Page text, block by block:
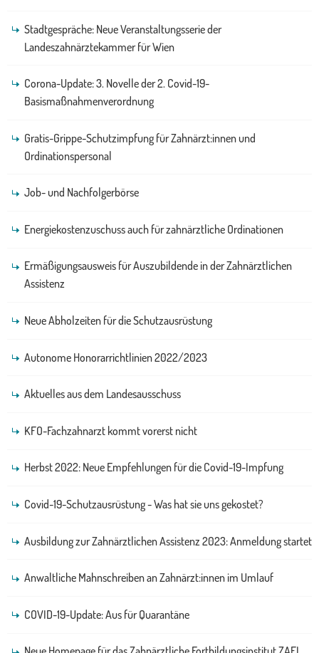
Stadtgespräche: Neue Veranstaltungsserie der
Landeszahnärztekammer für Wien
Corona-Update: 3. Novelle der 2. Covid-19-
Basismaßnahmenverordnung
Gratis-Grippe-Schutzimpfung für Zahnärzt:innen und
Ordinationspersonal
Job- und Nachfolgerbörse
Energiekostenzuschuss auch für zahnärztliche Ordinationen
Ermäßigungsausweis für Auszubildende in der Zahnärztlichen
Assistenz
Neue Abholzeiten für die Schutzausrüstung
Autonome Honorarrichtlinien 2022/2023
Aktuelles aus dem Landesausschuss
KFO-Fachzahnarzt kommt vorerst nicht
Herbst 2022: Neue Empfehlungen für die Covid-19-Impfung
Covid-19-Schutzausrüstung - Was hat sie uns gekostet?
Ausbildung zur Zahnärztlichen Assistenz 2023: Anmeldung startet
Anwaltliche Mahnschreiben an Zahnärzt:innen im Umlauf
COVID-19-Update: Aus für Quarantäne